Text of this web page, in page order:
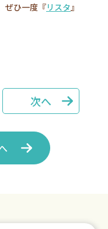
ぜひ一度『リスタ 』
次へ